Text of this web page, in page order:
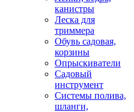
канистры
Леска для
триммера
Обувь садовая,
корзины
Опрыскиватели
Садовый
инструмент
Системы полива,
шланги,